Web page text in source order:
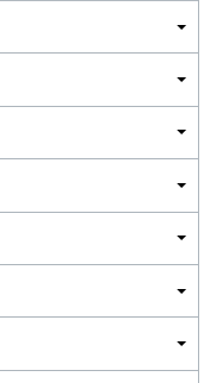
i odpowiedzi
z akcjonariuszami